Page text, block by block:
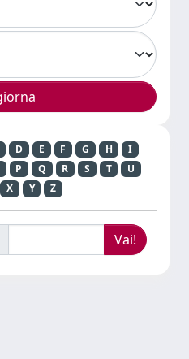
D E F G H
I
P Q R S T
U
X Y Z